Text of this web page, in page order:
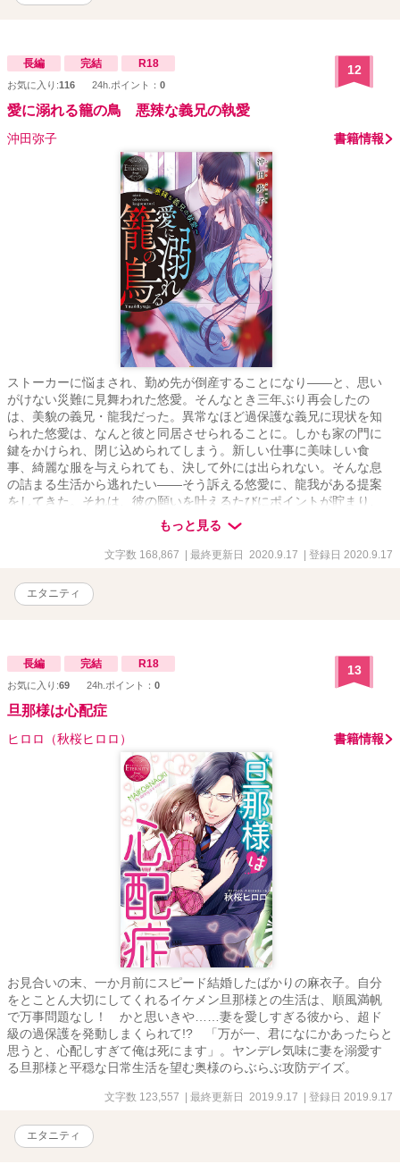
長編 完結 R18
お気に入り:116 24h.ポイント： 0
12
愛に溺れる籠の鳥 悪辣な義兄の執愛
沖田弥子 書籍情報
ストーカーに悩まされ、勤め先が倒産することになり――と、思い
がけない災難に見舞われた悠愛。そんなとき三年ぶり再会したの
は、美貌の義兄・龍我だった。異常なほど過保護な義兄に現状を知
られた悠愛は、なんと彼と同居させられることに。しかも家の門に
鍵をかけられ、閉じ込められてしまう。新しい仕事に美味しい食
事、綺麗な服を与えられても、決して外には出られない。そんな息
の詰まる生活から逃れたい――そう訴える悠愛に、龍我がある提案
をしてきた。それは、彼の願いを叶えるたびにポイントが貯まり、
満点になると外出できるというもの。悠愛はそれを呑み、義兄の願
いを叶えようとするが、頬へのキス、ハグ、そして秘めた場所への
愛撫と、次々に要求がエスカレートして……
もっと見る
文字数 168,867 | 最終更新日 2020.9.17 | 登録日 2020.9.17
エタニティ
長編 完結 R18
お気に入り:69 24h.ポイント： 0
13
旦那様は心配症
ヒロロ（秋桜ヒロロ） 書籍情報
お見合いの末、一か月前にスピード結婚したばかりの麻衣子。自分
をとことん大切にしてくれるイケメン旦那様との生活は、順風満帆
で万事問題なし！ かと思いきや……妻を愛しすぎる彼から、超ド
級の過保護を発動しまくられて!? 「万が一、君になにかあったらと
思うと、心配しすぎて俺は死にます」。ヤンデレ気味に妻を溺愛す
る旦那様と平穏な日常生活を望む奥様のらぶらぶ攻防デイズ。
文字数 123,557 | 最終更新日 2019.9.17 | 登録日 2019.9.17
エタニティ